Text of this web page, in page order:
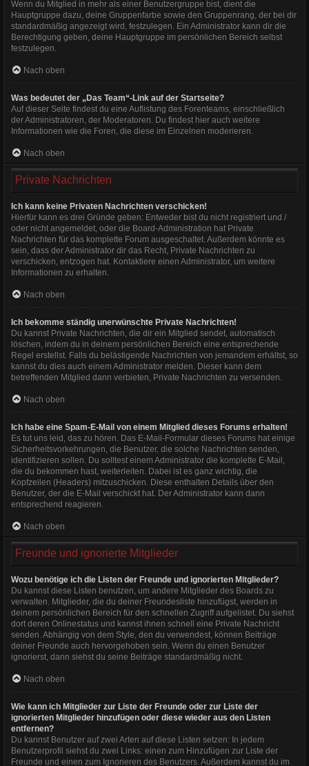
Wenn du Mitglied in mehr als einer Benutzergruppe bist, dient die
Hauptgruppe dazu, deine Gruppenfarbe sowie den Gruppenrang, der bei dir
standardmäßig angezeigt wird, festzulegen. Ein Administrator kann dir die
Berechtigung geben, deine Hauptgruppe im persönlichen Bereich selbst
festzulegen.
Nach oben
Was bedeutet der „Das Team“-Link auf der Startseite?
Auf dieser Seite findest du eine Auflistung des Forenteams, einschließlich
der Administratoren, der Moderatoren. Du findest hier auch weitere
Informationen wie die Foren, die diese im Einzelnen moderieren.
Nach oben
Private Nachrichten
Ich kann keine Privaten Nachrichten verschicken!
Hierfür kann es drei Gründe geben: Entweder bist du nicht registriert und /
oder nicht angemeldet, oder die Board-Administration hat Private
Nachrichten für das komplette Forum ausgeschaltet. Außerdem könnte es
sein, dass der Administrator dir das Recht, Private Nachrichten zu
verschicken, entzogen hat. Kontaktiere einen Administrator, um weitere
Informationen zu erhalten.
Nach oben
Ich bekomme ständig unerwünschte Private Nachrichten!
Du kannst Private Nachrichten, die dir ein Mitglied sendet, automatisch
löschen, indem du in deinem persönlichen Bereich eine entsprechende
Regel erstellst. Falls du belästigende Nachrichten von jemandem erhältst, so
kannst du dies auch einem Administrator melden. Dieser kann dem
betreffenden Mitglied dann verbieten, Private Nachrichten zu versenden.
Nach oben
Ich habe eine Spam-E-Mail von einem Mitglied dieses Forums erhalten!
Es tut uns leid, das zu hören. Das E-Mail-Formular dieses Forums hat einige
Sicherheitsvorkehrungen, die Benutzer, die solche Nachrichten senden,
identifizieren sollen. Du solltest einem Administrator die komplette E-Mail,
die du bekommen hast, weiterleiten. Dabei ist es ganz wichtig, die
Kopfzeilen (Headers) mitzuschicken. Diese enthalten Details über den
Benutzer, der die E-Mail verschickt hat. Der Administrator kann dann
entsprechend reagieren.
Nach oben
Freunde und ignorierte Mitglieder
Wozu benötige ich die Listen der Freunde und ignorierten Mitglieder?
Du kannst diese Listen benutzen, um andere Mitglieder des Boards zu
verwalten. Mitglieder, die du deiner Freundesliste hinzufügst, werden in
deinem persönlichen Bereich für den schnellen Zugriff aufgelistet. Du siehst
dort deren Onlinestatus und kannst ihnen schnell eine Private Nachricht
senden. Abhängig von dem Style, den du verwendest, können Beiträge
deiner Freunde auch hervorgehoben sein. Wenn du einen Benutzer
ignorierst, dann siehst du seine Beiträge standardmäßig nicht.
Nach oben
Wie kann ich Mitglieder zur Liste der Freunde oder zur Liste der
ignorierten Mitglieder hinzufügen oder diese wieder aus den Listen
entfernen?
Du kannst Benutzer auf zwei Arten auf diese Listen setzen: In jedem
Benutzerprofil siehst du zwei Links: einen zum Hinzufügen zur Liste der
Freunde und einen zum Ignorieren des Benutzers. Außerdem kannst du im